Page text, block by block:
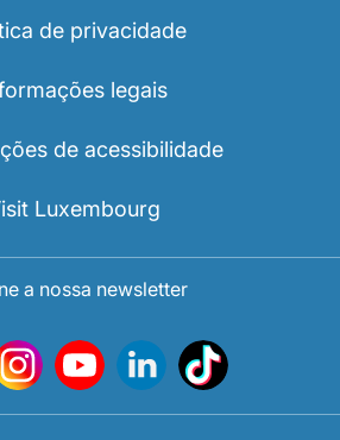
de privacidade
legais
de acessibilidade
Luxembourg
a nossa newsletter